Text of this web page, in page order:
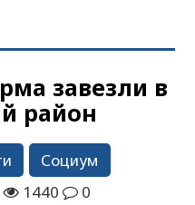
завезли в
район
Социум
1440 0